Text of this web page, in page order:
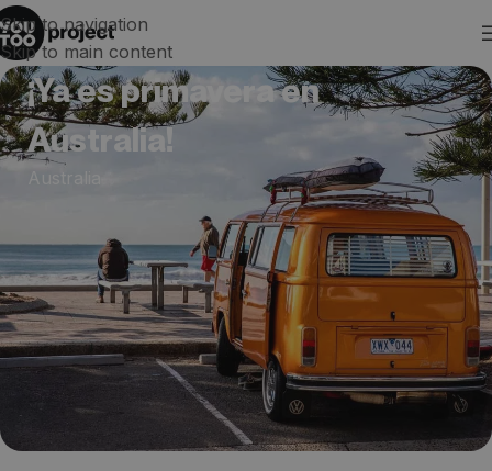
Skip to navigation
Skip to main content
¡Ya es primavera en
Australia!
Australia